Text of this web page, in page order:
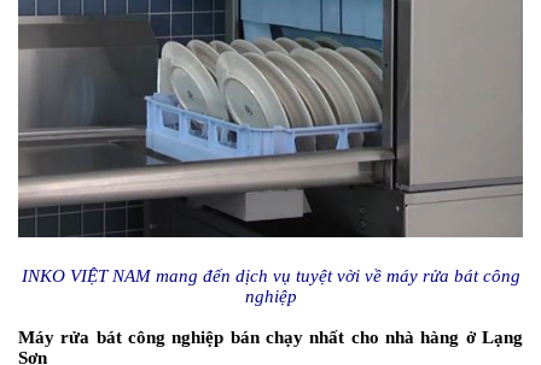
INKO VIỆT NAM mang đến dịch vụ tuyệt vời về máy rửa bát công
nghiệp
Máy rửa bát công nghiệp bán chạy nhất cho nhà hàng ở Lạng
Sơn